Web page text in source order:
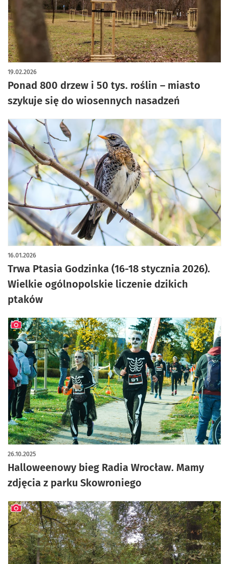
Ponad 800 drzew i 50 tys. roślin – miasto
szykuje się do wiosennych nasadzeń
19.02.2026
Trwa Ptasia Godzinka (16-18 stycznia 2026).
Wielkie ogólnopolskie liczenie dzikich
ptaków
16.01.2026
Halloweenowy bieg Radia Wrocław. Mamy
zdjęcia z parku Skowroniego
26.10.2025
artykuł z galerią zdjęć